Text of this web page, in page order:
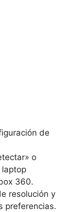
de
o
laptop
360.
resolución y
preferencias.